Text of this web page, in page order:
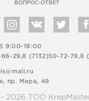
ВОПРОС-ОТВЕТ
9:00-18:00
66-29,8 (7132)50-72-79,8
пр. Мира, 49
2026 ТОО